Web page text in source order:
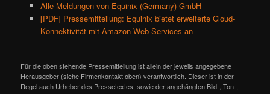
Alle Meldungen von Equinix (Germany) GmbH
[PDF] Pressemitteilung: Equinix bietet erweiterte Cloud-
Konnektivität mit Amazon Web Services an
Für die oben stehende Pressemitteilung ist allein der jeweils angegebene
Herausgeber (siehe Firmenkontakt oben) verantwortlich. Dieser ist in der
Regel auch Urheber des Pressetextes, sowie der angehängten Bild-, Ton-,